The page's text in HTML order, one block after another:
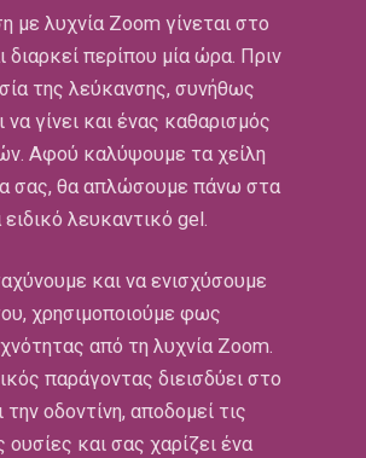
με λυχνία Zoom γίνεται στο
διαρκεί περίπου μία ώρα. Πριν
της λεύκανσης, συνήθως
να γίνει και ένας καθαρισμός
Αφού καλύψουμε τα χείλη
σας, θα απλώσουμε πάνω στα
λευκαντικό gel.
και να ενισχύσουμε
χρησιμοποιούμε φως
από τη λυχνία Zoom.
παράγοντας διεισδύει στο
οδοντίνη, αποδομεί τις
και σας χαρίζει ένα